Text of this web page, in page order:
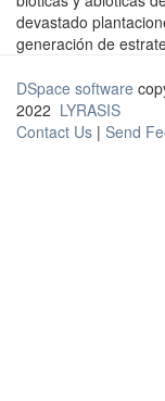
devastado
generación de
DSpace software
2022 LYRASIS
Contact Us | Send